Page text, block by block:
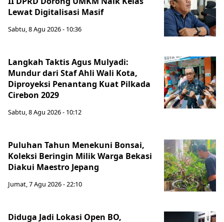
Lewat Digitalisasi Masif
Sabtu, 8 Agu 2026 - 10:36
Langkah Taktis Agus Mulyadi:
Mundur dari Staf Ahli Wali Kota,
Diproyeksi Penantang Kuat Pilkada
Cirebon 2029
Sabtu, 8 Agu 2026 - 10:12
Puluhan Tahun Menekuni Bonsai,
Koleksi Beringin Milik Warga Bekasi
Diakui Maestro Jepang
Jumat, 7 Agu 2026 - 22:10
Diduga Jadi Lokasi Open BO,